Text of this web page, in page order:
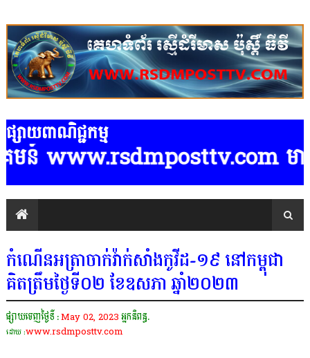
ផ្សាយពាណិជ្ជកម្ម
ន៍ www.rsdmposttv.com មានទ
កំណេីនអត្រាចាក់វ៉ាក់សាំងកូវីដ-១៩ នៅកម្ពុជា
គិតត្រឹមថ្ងៃទី០២ ខែឧសភា ឆ្នាំ២០២៣
ផ្សាយចេញថ្ងៃទី :May 02, 2023 អ្នកនិពន្ធ.
ដោយ :www.rsdmposttv.com